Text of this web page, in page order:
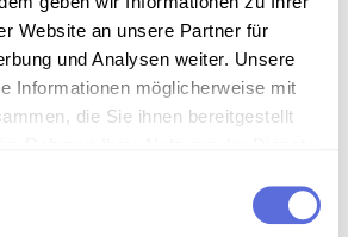
Website an unsere Partner für
und Analysen weiter. Unsere
Informationen möglicherweise mit
die Sie ihnen bereitgestellt
beteiligt und leitet diesen
Nach dem Ende der DDR
Moskau, nach dem
Konstanze [Gestaltung]